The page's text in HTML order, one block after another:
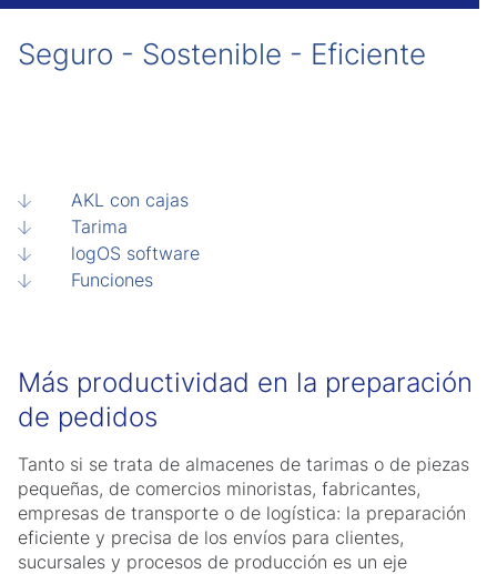
Seguro - Sostenible - Eficiente
AKL con cajas
Tarima
logOS software
Funciones
Más productividad en la preparación
de pedidos
Tanto si se trata de almacenes de tarimas o de piezas
pequeñas, de comercios minoristas, fabricantes,
empresas de transporte o de logística: la preparación
eficiente y precisa de los envíos para clientes,
sucursales y procesos de producción es un eje